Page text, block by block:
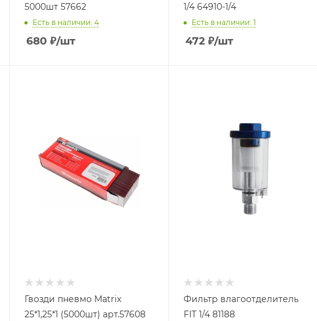
5000шт 57662
Есть в наличии: 4
680 ₽/шт
1/4 64910-1/4
Есть в наличии: 1
472₽/шт
Гвозди пневмо Matrix
25*1,25*1 (5000шт) арт.57608
Фильтр влагоотделитель
FIT 1/4 81188